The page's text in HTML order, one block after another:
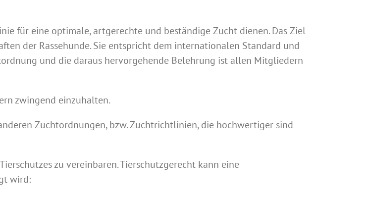
für eine optimale, artgerechte und beständige Zucht dienen. Das Ziel
der Rassehunde. Sie entspricht dem internationalen Standard und
und die daraus hervorgehende Belehrung ist allen Mitgliedern
zwingend einzuhalten.
Zuchtordnungen, bzw. Zuchtrichtlinien, die hochwertiger sind
zu vereinbaren. Tierschutzgerecht kann eine
wird: